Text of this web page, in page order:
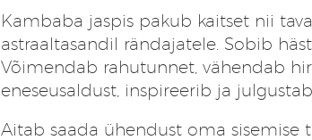
hind
oli:
3,50 €.
hind
on:
3,00 €.
Kambaba jaspis pakub kaitset nii
astraaltasandil rändajatele. Sobib
Võimendab rahutunnet, vähendab
eneseusaldust, inspireerib ja julgustab.
Aitab saada ühendust oma sisemise